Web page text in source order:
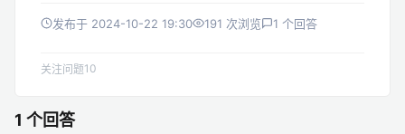
发布于 2024-10-22 19:30 191 次浏览 1 个回答
关注问题10
1 个回答